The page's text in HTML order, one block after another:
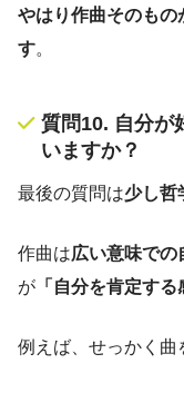
やはり作曲そのもの
す。
質問10. 自分が
いますか？
最後の質問は少し哲
作曲は広い意味での
が 「自分を肯定する
例えば、せっかく曲